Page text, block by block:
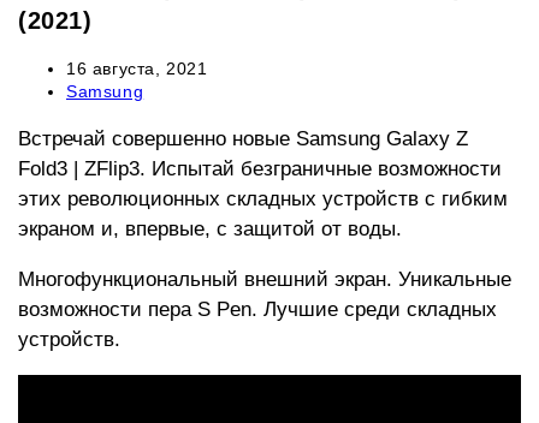
(2021)
Запись
опубликована:
16 августа, 2021
Рубрика
Samsung
Встречай совершенно новые Samsung Galaxy Z
Fold3 | ZFlip3. Испытай безграничные возможности
этих революционных складных устройств с гибким
экраном и, впервые, с защитой от воды.
Многофункциональный внешний экран. Уникальные
возможности пера S Pen. Лучшие среди складных
устройств.